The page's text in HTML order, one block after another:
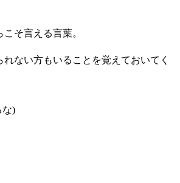
そ言える言葉。
ない方もいることを覚えておいてく
な)